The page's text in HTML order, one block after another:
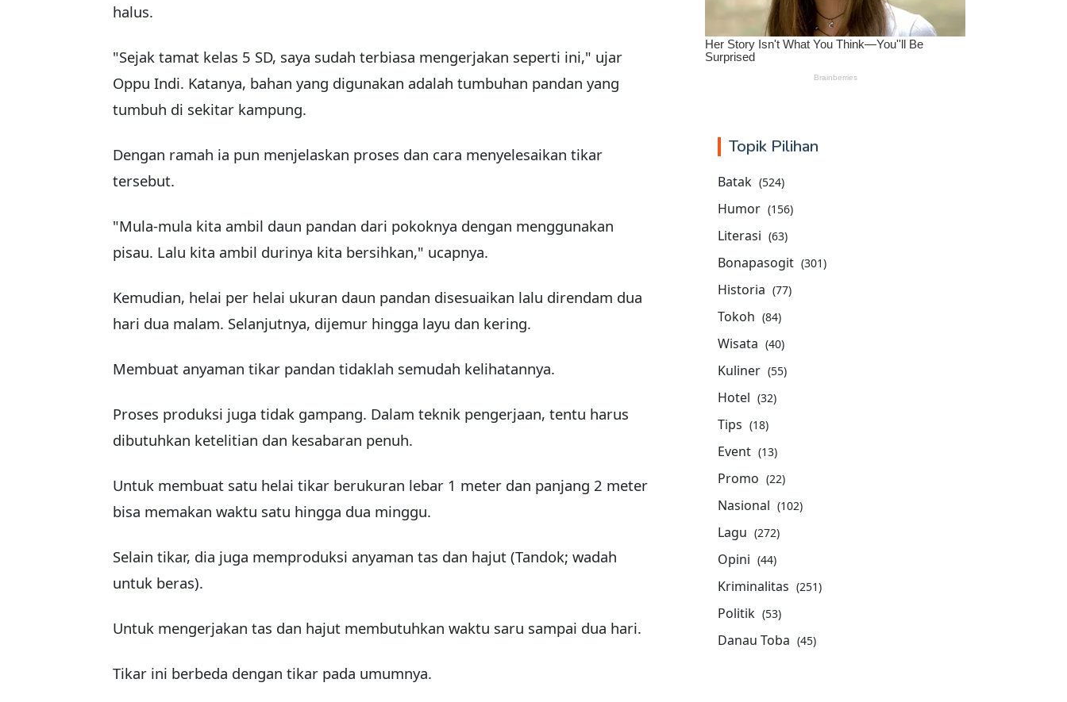
halus.
"Sejak tamat kelas 5 SD, saya sudah terbiasa mengerjakan seperti ini," ujar
Oppu Indi. Katanya, bahan yang digunakan adalah tumbuhan pandan yang
tumbuh di sekitar kampung.
Dengan ramah ia pun menjelaskan proses dan cara menyelesaikan tikar
tersebut.
"Mula-mula kita ambil daun pandan dari pokoknya dengan menggunakan
pisau. Lalu kita ambil durinya kita bersihkan," ucapnya.
Kemudian, helai per helai ukuran daun pandan disesuaikan lalu direndam dua
hari dua malam. Selanjutnya, dijemur hingga layu dan kering.
Membuat anyaman tikar pandan tidaklah semudah kelihatannya.
Proses produksi juga tidak gampang. Dalam teknik pengerjaan, tentu harus
dibutuhkan ketelitian dan kesabaran penuh.
Untuk membuat satu helai tikar berukuran lebar 1 meter dan panjang 2 meter
bisa memakan waktu satu hingga dua minggu.
Selain tikar, dia juga memproduksi anyaman tas dan hajut (Tandok; wadah
untuk beras).
Untuk mengerjakan tas dan hajut membutuhkan waktu saru sampai dua hari.
Tikar ini berbeda dengan tikar pada umumnya.
Topik Pilihan
Batak (524)
Humor (156)
Literasi (63)
Bonapasogit (301)
Historia (77)
Tokoh (84)
Wisata (40)
Kuliner (55)
Hotel (32)
Tips (18)
Event (13)
Promo (22)
Nasional (102)
Lagu (272)
Opini (44)
Kriminalitas (251)
Politik (53)
Danau Toba (45)